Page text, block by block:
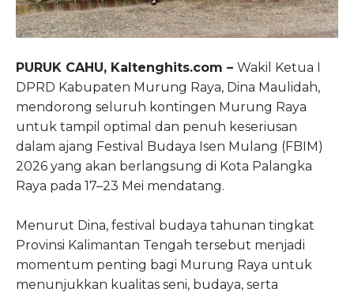
PURUK CAHU, Kaltenghits.com – Wakil Ketua I
DPRD Kabupaten Murung Raya, Dina Maulidah,
mendorong seluruh kontingen Murung Raya
untuk tampil optimal dan penuh keseriusan
dalam ajang Festival Budaya Isen Mulang (FBIM)
2026 yang akan berlangsung di Kota Palangka
Raya pada 17–23 Mei mendatang.
Menurut Dina, festival budaya tahunan tingkat
Provinsi Kalimantan Tengah tersebut menjadi
momentum penting bagi Murung Raya untuk
menunjukkan kualitas seni, budaya, serta